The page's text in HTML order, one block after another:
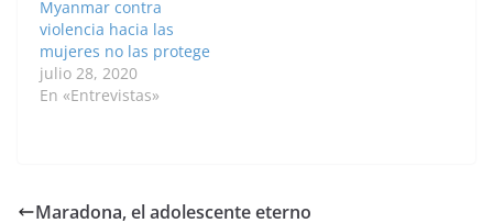
y…
Myanmar contra
violencia hacia las
mujeres no las protege
julio 28, 2020
En «Entrevistas»
Maradona, el adolescente eterno